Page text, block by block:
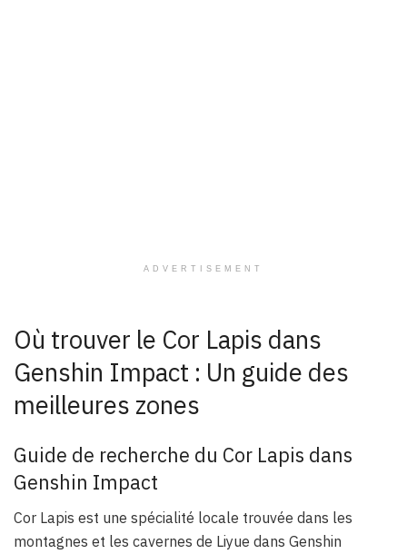
ADVERTISEMENT
Où trouver le Cor Lapis dans
Genshin Impact : Un guide des
meilleures zones
Guide de recherche du Cor Lapis dans
Genshin Impact
Cor Lapis est une spécialité locale trouvée dans les
montagnes et les cavernes de Liyue dans Genshin